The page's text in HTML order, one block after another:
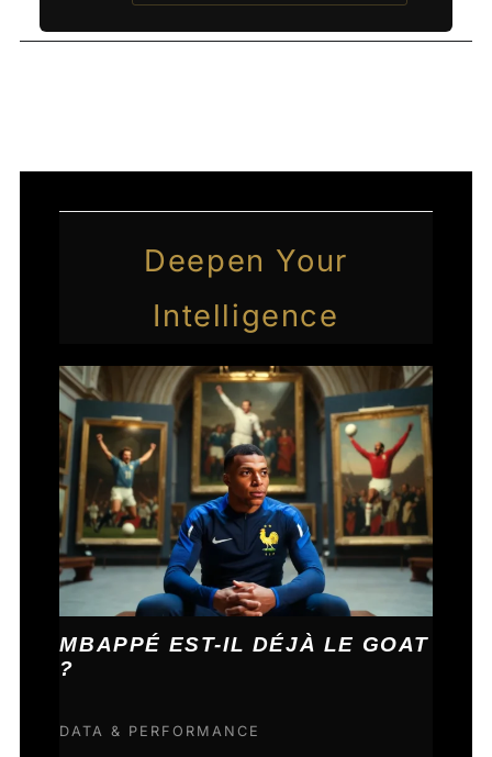
Deepen Your
Intelligence
MBAPPÉ EST-IL DÉJÀ LE GOAT
?
DATA & PERFORMANCE